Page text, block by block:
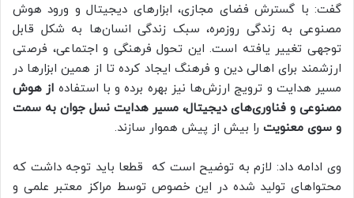
گفت: با گسترش فضای مجازی، ابزارهای دیجیتال و ورود هوش
مصنوعی به زندگی روزمره، سبک زندگی انسان‌ها به شکل قابل
توجهی تغییر یافته است. این تحول فرهنگی و اجتماعی، فرصتی
ارزشمند برای اهالی دین و فرهنگ ایجاد کرده تا از همین ابزارها در
مسیر هدایت و ترویج ارزش‌ها نیز بهره برده و با استفاده از هوش
مصنوعی و فناوری‌های دیجیتال، مسیر هدایت نسل جوان به سمت
و سوی معنویت را بیش از پیش هموار سازند.
وی ادامه داد: لازم به توضیح است که قطعا باید توجه داشت که
محتواهای تولید شده در این خصوص توسط مراکز معتبر علمی و